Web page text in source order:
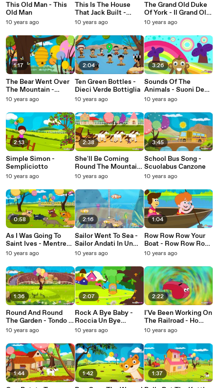
This Old Man - This
Old Man
10 years ago
1:17
The Bear Went Over
The Mountain -
L'Orso È Andato Oltre
10 years ago
2:13
Simple Simon -
Sempliciotto
10 years ago
0:58
As I Was Going To
Saint Ives - Mentre
Stavo Andando A San
10 years ago
1:36
Round And Round
The Garden - Tondo E
Tondo Il Giardino
10 years ago
1:44
This Is The House
That Jack Built -
Questa È La Casa Che
10 years ago
2:04
Ten Green Bottles -
Dieci Verde Bottiglia
10 years ago
2:38
She'll Be Coming
Round The Mountain
- Si Farà Venire
10 years ago
2:16
Sailor Went To Sea -
Sailor Andati In Un
Mare
10 years ago
2:07
Rock A Bye Baby -
Roccia Un Bye
Bambino
10 years ago
1:42
The Grand Old Duke
Of York - Il Grand Old
Duke Of York
10 years ago
3:26
Sounds Of The
Animals - Suoni Degli
Animali
10 years ago
3:45
School Bus Song -
Scuolabus Canzone
10 years ago
1:04
Row Row Row Your
Boat - Row Row Row
È La Tua Barca
10 years ago
2:22
I'Ve Been Working On
The Railroad - Ho
Lavorato Sulla
10 years ago
1:37